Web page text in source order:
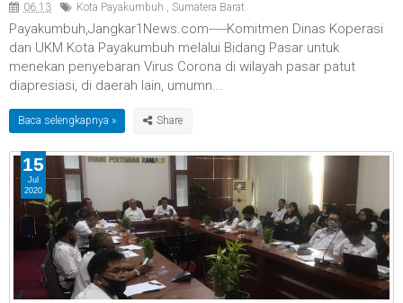
06.13 Kota Payakumbuh , Sumatera Barat
Payakumbuh,Jangkar1News.com-----Komitmen Dinas Koperasi
dan UKM Kota Payakumbuh melalui Bidang Pasar untuk
menekan penyebaran Virus Corona di wilayah pasar patut
diapresiasi, di daerah lain, umumn...
Baca selengkapnya »
15
Jul
2020